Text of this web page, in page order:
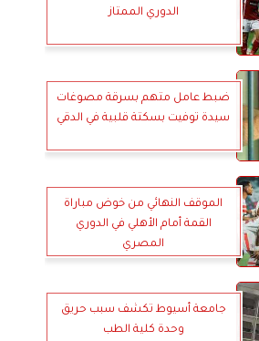
الدوري الممتاز
ضبط عامل متهم بسرقة مصوغات
سيدة توفيت بسكتة قلبية في الدقي
الموقف النهائي من خوض مباراة
القمة أمام الأهلي في الدوري
المصري
جامعة أسيوط تكشف سبب حريق
وحدة كلية الطب